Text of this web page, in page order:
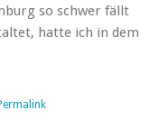
so schwer fällt
hatte ich in dem